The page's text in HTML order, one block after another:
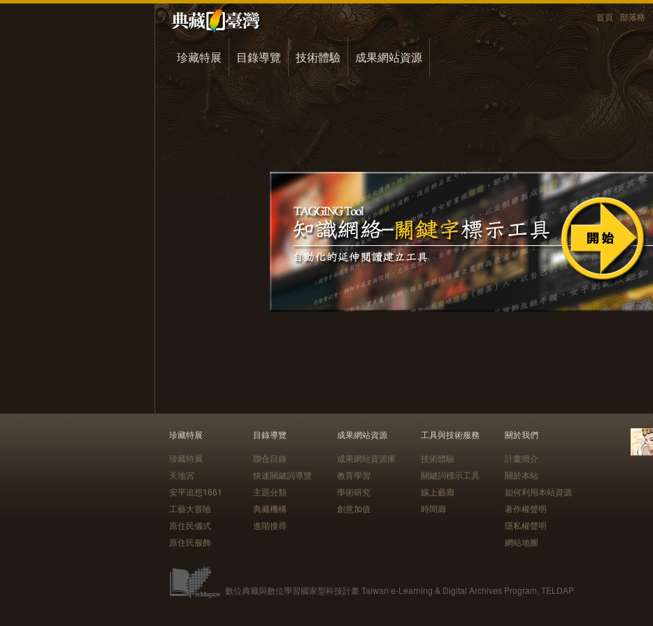
首頁 部落格
珍藏特展 目錄導覽 技術體驗 成果網站資源
珍藏特展
珍藏特展
天地宮
安平追想1661
工藝大冒險
原住民儀式
原住民服飾
目錄導覽
聯合目錄
快速關鍵詞導覽
主題分類
典藏機構
進階搜尋
成果網站資源
成果網站資源庫
教育學習
學術研究
創意加值
工具與技術服務
技術體驗
關鍵詞標示工具
線上藝廊
時間廊
關於我們
計畫簡介
關於本站
如何利用本站資源
著作權聲明
隱私權聲明
網站地圖
數位典藏與數位學習國家型科技計畫 Taiwan e-Learning & Digital Archives Program, TELDAP